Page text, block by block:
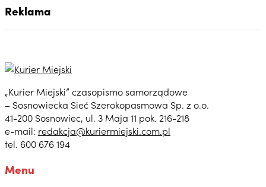
Reklama
„Kurier Miejski” czasopismo samorządowe
– Sosnowiecka Sieć Szerokopasmowa Sp. z o.o.
41-200 Sosnowiec, ul. 3 Maja 11 pok. 216-218
e-mail: redakcja@kuriermiejski.com.pl
tel. 600 676 194
Menu